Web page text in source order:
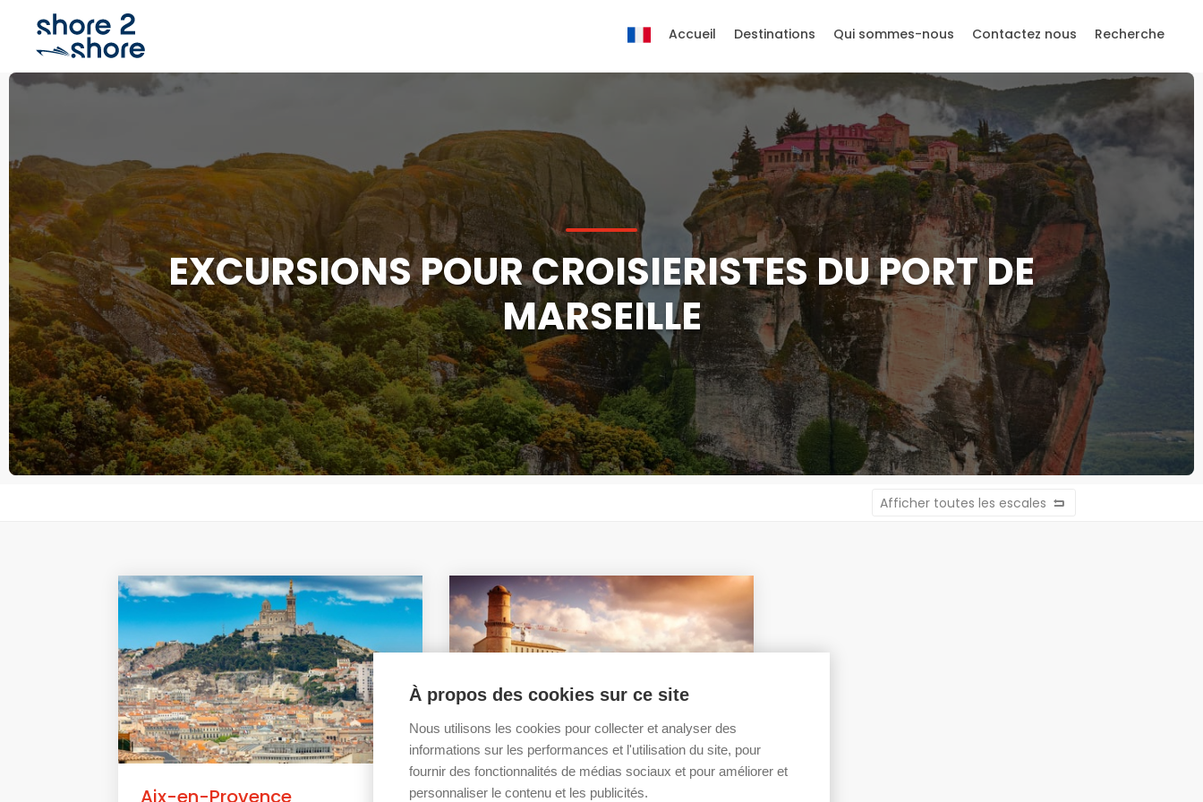
EXCURSIONS POUR CROISIERISTES DU PORT DE
MARSEILLE
Afficher toutes les escales
Aix-en-Provence Visite de Marseille
Accueil Destinations Qui sommes-nous Contactez nous Recherche
À propos des cookies sur ce site
Nous utilisons les cookies pour collecter et analyser des
informations sur les performances et l'utilisation du site, pour
fournir des fonctionnalités de médias sociaux et pour améliorer et
personnaliser le contenu et les publicités.